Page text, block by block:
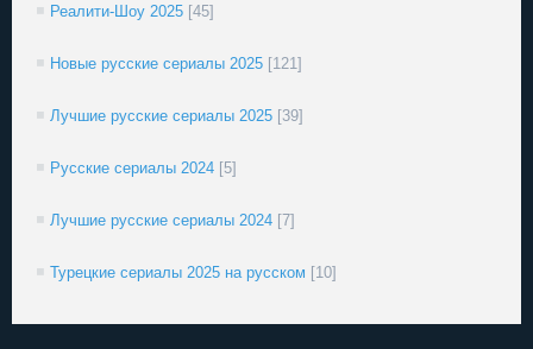
Реалити-Шоу 2025 [45]
Новые русские сериалы 2025 [121]
Лучшие русские сериалы 2025 [39]
Русские сериалы 2024 [5]
Лучшие русские сериалы 2024 [7]
Турецкие сериалы 2025 на русском [10]